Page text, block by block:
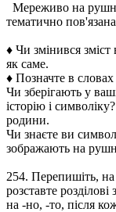
Мереживо на
тематично
З
♦ Чи змінився зміст
як саме.
♦ Позначте в
Чи зберігають у
історію і
родини.
Чи знаєте ви
зображають на
254. Перепишіть, на
розставте
на -но, -то, після